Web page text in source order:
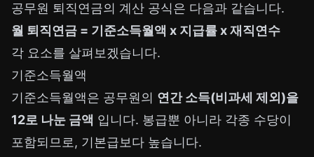
공무원 퇴직연금의 계산 공식은 다음과 같습니다.
월 퇴직연금 = 기준소득월액 x 지급률 x 재직연수
각 요소를 살펴보겠습니다.
기준소득월액
기준소득월액은 공무원의 연간 소득(비과세 제외)을
12로 나눈 금액 입니다. 봉급뿐 아니라 각종 수당이
포함되므로, 기본급보다 높습니다.